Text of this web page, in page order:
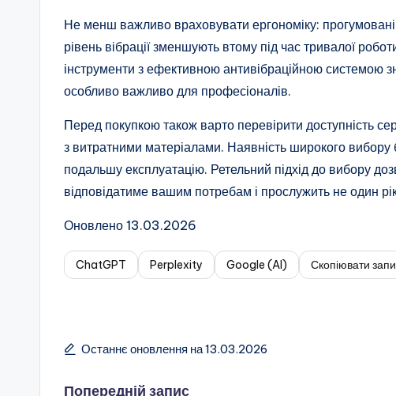
Не менш важливо враховувати ергономіку:
рівень вібрації зменшують втому під час тривалої
інструменти з ефективною антивібраційною
особливо важливо для професіоналів.
Перед покупкою також варто перевірити доступність
з витратними матеріалами. Наявність широкого вибору
подальшу експлуатацію. Ретельний підхід до вибору
відповідатиме вашим потребам і прослужить не один
Оновлено 13.03.2026
ChatGPT Perplexity Google (AI) Скопіювати
Останнє оновлення на 13.03.2026
Попередній запис